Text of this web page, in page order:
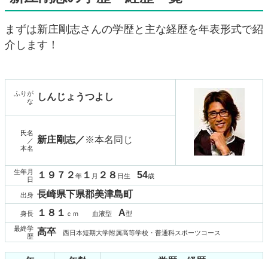
まずは新庄剛志さんの学歴と主な経歴を年表形式で紹
介します！
ふりが
な
しんじょうつよし
氏名
／
本名
新庄剛志／ ※本名同じ
生年月
日
１９７２年 １ 月 ２８ 日生54歳
出身 長崎県下県郡美津島町
身長 １８１ ｃｍ 血液型 A型
最終学
歴 高卒 西日本短期大学附属高等学校・普通科スポーツコース